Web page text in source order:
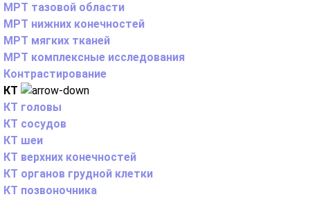
МРТ тазовой области
МРТ нижних конечностей
МРТ мягких тканей
МРТ комплексные исследования
Контрастирование
КТ
КТ головы
КТ сосудов
КТ шеи
КТ верхних конечностей
КТ органов грудной клетки
КТ позвоночника